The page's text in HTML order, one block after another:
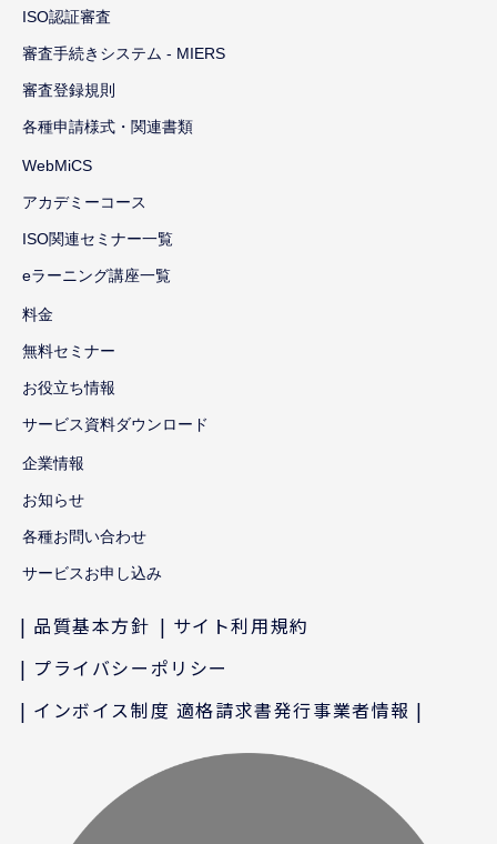
ISO認証審査
審査手続きシステム - MIERS
審査登録規則
各種申請様式・関連書類
WebMiCS
アカデミーコース
ISO関連セミナー一覧
eラーニング講座一覧
料金
無料セミナー
お役立ち情報
サービス資料ダウンロード
企業情報
お知らせ
各種お問い合わせ
サービスお申し込み
品質基本方針
サイト利用規約
プライバシーポリシー
インボイス制度 適格請求書発行事業者情報